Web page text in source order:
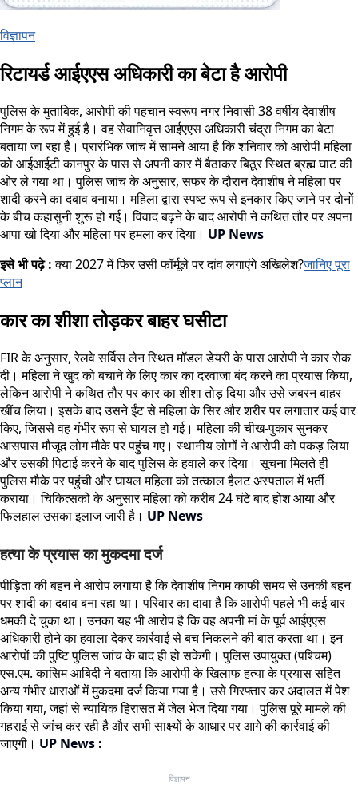
विज्ञापन
रिटायर्ड आईएएस अधिकारी का बेटा है आरोपी
पुलिस के मुताबिक, आरोपी की पहचान स्वरूप नगर निवासी 38 वर्षीय देवाशीष
निगम के रूप में हुई है। वह सेवानिवृत्त आईएएस अधिकारी चंद्रा निगम का बेटा
बताया जा रहा है। प्रारंभिक जांच में सामने आया है कि शनिवार को आरोपी महिला
को आईआईटी कानपुर के पास से अपनी कार में बैठाकर बिठूर स्थित ब्रह्म घाट की
ओर ले गया था। पुलिस जांच के अनुसार, सफर के दौरान देवाशीष ने महिला पर
शादी करने का दबाव बनाया। महिला द्वारा स्पष्ट रूप से इनकार किए जाने पर दोनों
के बीच कहासुनी शुरू हो गई। विवाद बढ़ने के बाद आरोपी ने कथित तौर पर अपना
आपा खो दिया और महिला पर हमला कर दिया। UP News
इसे भी पढ़े :क्या 2027 में फिर उसी फॉर्मूले पर दांव लगाएंगे अखिलेश?जानिए पूरा
प्लान
कार का शीशा तोड़कर बाहर घसीटा
FIR के अनुसार, रेलवे सर्विस लेन स्थित मॉडल डेयरी के पास आरोपी ने कार रोक
दी। महिला ने खुद को बचाने के लिए कार का दरवाजा बंद करने का प्रयास किया,
लेकिन आरोपी ने कथित तौर पर कार का शीशा तोड़ दिया और उसे जबरन बाहर
खींच लिया। इसके बाद उसने ईंट से महिला के सिर और शरीर पर लगातार कई वार
किए, जिससे वह गंभीर रूप से घायल हो गई। महिला की चीख-पुकार सुनकर
आसपास मौजूद लोग मौके पर पहुंच गए। स्थानीय लोगों ने आरोपी को पकड़ लिया
और उसकी पिटाई करने के बाद पुलिस के हवाले कर दिया। सूचना मिलते ही
पुलिस मौके पर पहुंची और घायल महिला को तत्काल हैलट अस्पताल में भर्ती
कराया। चिकित्सकों के अनुसार महिला को करीब 24 घंटे बाद होश आया और
फिलहाल उसका इलाज जारी है। UP News
हत्या के प्रयास का मुकदमा दर्ज
पीड़िता की बहन ने आरोप लगाया है कि देवाशीष निगम काफी समय से उनकी बहन
पर शादी का दबाव बना रहा था। परिवार का दावा है कि आरोपी पहले भी कई बार
धमकी दे चुका था। उनका यह भी आरोप है कि वह अपनी मां के पूर्व आईएएस
अधिकारी होने का हवाला देकर कार्रवाई से बच निकलने की बात करता था। इन
आरोपों की पुष्टि पुलिस जांच के बाद ही हो सकेगी। पुलिस उपायुक्त (पश्चिम)
एस.एम. कासिम आबिदी ने बताया कि आरोपी के खिलाफ हत्या के प्रयास सहित
अन्य गंभीर धाराओं में मुकदमा दर्ज किया गया है। उसे गिरफ्तार कर अदालत में पेश
किया गया, जहां से न्यायिक हिरासत में जेल भेज दिया गया। पुलिस पूरे मामले की
गहराई से जांच कर रही है और सभी साक्ष्यों के आधार पर आगे की कार्रवाई की
जाएगी। UP News :
विज्ञापन